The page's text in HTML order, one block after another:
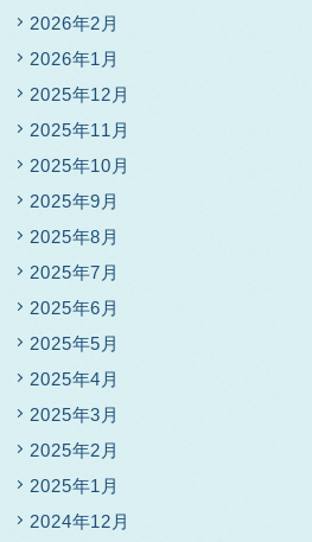
2026年2月
2026年1月
2025年12月
2025年11月
2025年10月
2025年9月
2025年8月
2025年7月
2025年6月
2025年5月
2025年4月
2025年3月
2025年2月
2025年1月
2024年12月